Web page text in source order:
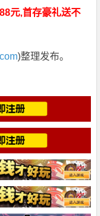
元,首存豪礼送不
)整理发布。